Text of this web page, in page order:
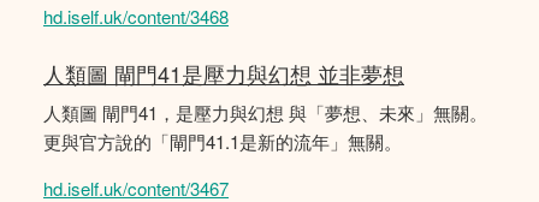
hd.iself.uk/content/3468
人類圖 閘門41是壓力與幻想 並非夢想
人類圖 閘門41，是壓力與幻想 與「夢想、未來」無關。
更與官方說的「閘門41.1是新的流年」無關。
hd.iself.uk/content/3467